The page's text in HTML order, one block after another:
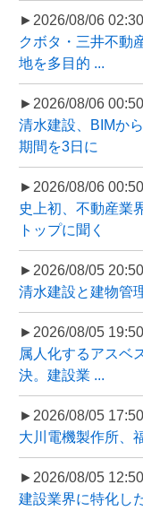
►2026/08/06 02:30
クボタ・三井不動
地を多目的 ...
►2026/08/06 00:50
清水建設、BIMか
期間を3日に
►2026/08/06 00:50
史上初、不動産業
トップに聞く
►2026/08/05 20:50
清水建設と建物管
►2026/08/05 19:50
属人化するアスベ
決。建設業 ...
►2026/08/05 17:50
大川電機製作所、
►2026/08/05 12:50
建設業界に特化し